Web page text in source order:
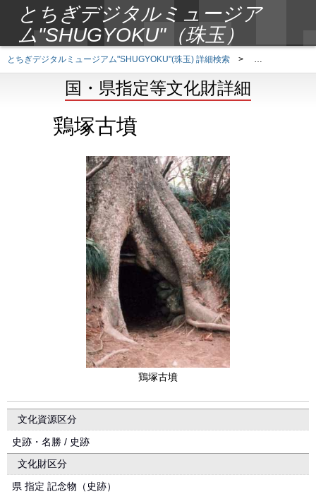
とちぎデジタルミュージア
ム"SHUGYOKU"（珠玉）
とちぎデジタルミュージアム"SHUGYOKU"(珠玉) 詳細検索 > 国・県指定等文
国・県指定等文化財詳細
鶏塚古墳
鶏塚古墳
文化資源区分
史跡・名勝 / 史跡
文化財区分
県 指定 記念物（史跡）